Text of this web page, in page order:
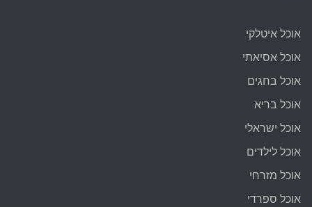
אוכל איטלקי
אוכל אסיאתי
אוכל בחגים
אוכל בריא
אוכל ישראלי
אוכל לילדים
אוכל מזרחי
אוכל ספרדי